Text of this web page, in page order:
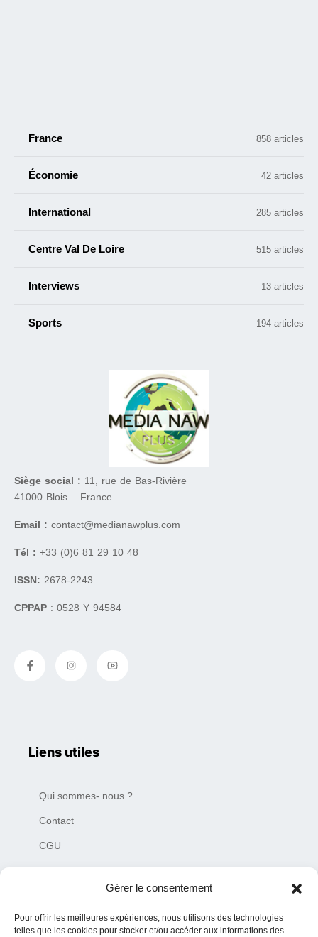
Gérer le consentement
Pour offrir les meilleures expériences, nous utilisons des technologies
telles que les cookies pour stocker et/ou accéder aux informations des
France 858 articles
Économie 42 articles
International 285 articles
Centre Val De Loire 515 articles
Interviews 13 articles
Sports 194 articles
Siège social : 11, rue de Bas-Rivière
41000 Blois – France
Email : contact@medianawplus.com
Tél : +33 (0)6 81 29 10 48
ISSN: 2678-2243
CPPAP : 0528 Y 94584
Liens utiles
Qui sommes- nous ?
Contact
CGU
Mentions Légales
Charte de déontologie